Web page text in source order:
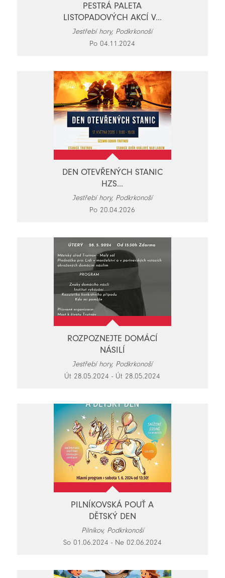
PESTRÁ PALETA
LISTOPADOVÝCH AKCÍ V...
Jestřebí hory, Podkrkonoší
Po 04.11.2024
DEN OTEVŘENÝCH STANIC
HZS...
Jestřebí hory, Podkrkonoší
Po 20.04.2026
ROZPOZNEJTE DOMÁCÍ
NÁSILÍ
Jestřebí hory, Podkrkonoší
Út 28.05.2024 - Út 28.05.2024
PILNÍKOVSKÁ POUŤ A
DĚTSKÝ DEN
Pilníkov, Podkrkonoší
So 01.06.2024 - Ne 02.06.2024